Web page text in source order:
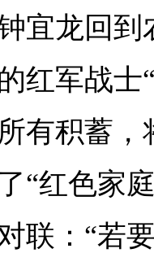
宜龙回
红军战士
有积蓄
“红色家
联：“若